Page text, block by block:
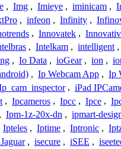
, Img , Imieye , iminicam ,
, infeon , Infinity ,
, Innovatek ,
, Intelkam , intelligent ,
, Io Data , ioGear , ion ,
, Ip Webcam App , Ip
, iPad
, Ipcameros , Ipcc , Ipce ,
, Ipm-1z-20x-dn , ipmart-
Ipteles , Iptime , Iptronic ,
, isecure , iSEE ,